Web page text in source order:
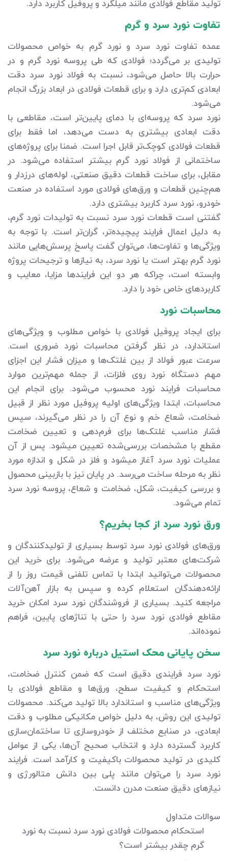
تولید مقاطع فولادی مانند میلگرد و پروفیل کاربرد دارد.
تفاوت نورد سرد و گرم
عمده تفاوت نورد سرد و نورد گرم به خواص محصولات
تولیدی بر می‌گردد؛ فولادی که طی پروسه نورد گرم و در
حرارت بالا حاصل می‌شود، نسبت به فولاد نورد سرد دقت
ابعادی کم‌تری دارد و برای قطعات فولادی در ابعاد بزرگ انجام
می‌شود.
نورد سرد که پروسه‌ای با دمای پایین‌تر است، مقاطعی با
دقت ابعادی بیشتری به دست می‌دهد، اما فقط برای
قطعات فولادی کوچک‌تر قابل اجرا است. ضمنا برای پروژه‌های
ساختمانی از فولاد نورد گرم بیشتر استفاده می‌شود. در
مقابل، برای ساخت قطعات دقیق صنعتی، لوله‌های درزدار و
هم‌چنین قطعات و ورق‌های فولادی مورد استفاده در صنعت
خودرو، نورد سرد کاربرد بیشتری دارد.
گفتنی است قطعات نورد سرد نسبت به تولیدات نورد گرم،
به دلیل اعمال فرایند پیچیده‌تر، گران‌تر است. با توجه به
ویژگی‌ها و تفاوت‌ها، می‌توان گفت پاسخ پرسش‌هایی مانند
نورد گرم بهتر است یا نورد سرد، به نیازها و ترجیحات پروژه
وابسته است، چراکه هر دو این فرایندها مزایا، معایب و
کاربردهای خاص خود را دارد.
محاسبات نورد
برای ایجاد پروفیل فولادی با خواص مطلوب و ویژگی‌های
استاندارد، در نظر گرفتن محاسبات نورد ضروری است.
سرعت عبور فولاد از بین غلتک‌ها و میزان فشار این اجزای
مهم دستگاه نورد روی فلزات، از جمله مهم‌ترین موارد
محاسبات فرایند نورد محسوب می‌شود. برای انجام این
محاسبات، ابتدا ویژگی‌های اولیه پروفیل مورد نظر از قبیل
ضخامت، شعاع خم و نوع آن را در نظر می‌گیرند، سپس
فشار مناسب غلتک‌ها برای فرم‌دهی و تعیین ضخامت
مقطع با مشخصات بررسی‌شده تعیین می‎شود. پس از آن
عملیات نورد سرد آغاز می‎شود و فلز در شکل و اندازه مورد
نظر به مرحله ساخت می‌رسد. در پایان نیز با بازبینی محصول
و بررسی کیفیت، شکل، ضخامت و شعاع، پروسه نورد سرد
تمام می‌شود.
ورق نورد سرد از کجا بخریم؟
ورق‌های فولادی نورد سرد توسط بسیاری از تولیدکنندگان و
شرکت‌های معتبر تولید و عرضه می‌شود. برای خرید این
محصولات می‌توانید ابتدا با تماس تلفنی قیمت روز را از
ارائه‌دهندگان استعلام کرده و سپس به بازار آهن‌آلات
مراجعه کنید. بسیاری از فروشندگان نورد سرد امکان خرید
مقاطع فولادی نورد سرد را حتی با تناژهای پایین، فراهم
نموده‌اند.
سخن پایانی محک استیل درباره نورد سرد
نورد سرد فرایندی دقیق است که ضمن کنترل ضخامت،
استحکام و کیفیت سطح، ورق‌ها و مقاطع فولادی با
ویژگی‌های مناسب و استاندارد بالا تولید می‌کند. محصولات
تولیدی این روش، به دلیل خواص مکانیکی مطلوب و دقت
ابعادی، در صنایع مختلف از خودروسازی تا ساختمان‌سازی
کاربرد گسترده دارد و انتخاب صحیح آن‌ها، یکی از عوامل
کلیدی در تولید محصولات باکیفیت و کارآمد است. فرایند
نورد سرد را می‌توان مانند پلی بین دانش متالورژی و
نیازهای دقیق صنعت مدرن دانست.
سوالات متداول
استحکام محصولات فولادی نورد سرد نسبت به نورد
گرم چقدر بیشتر است؟